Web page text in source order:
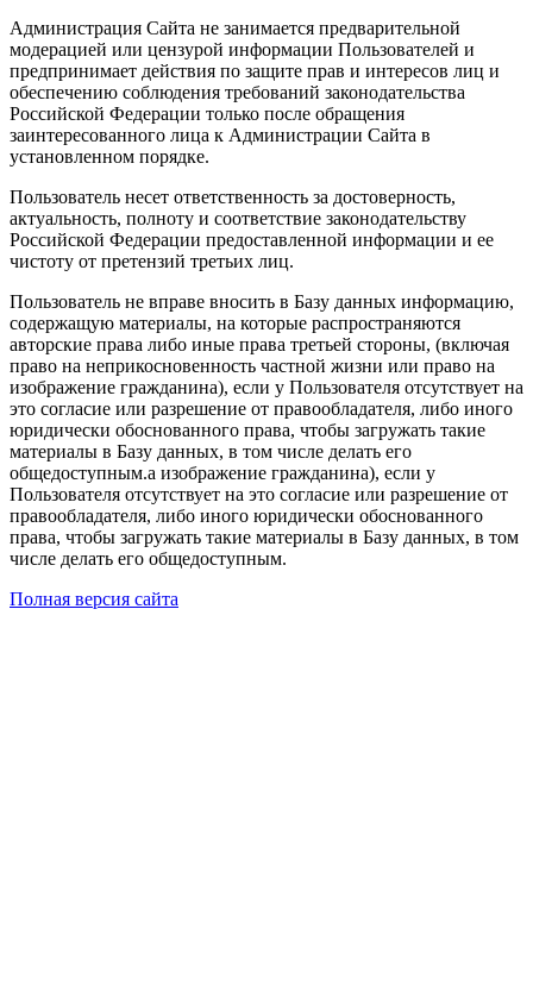
Администрация Сайта не занимается предварительной
модерацией или цензурой информации Пользователей и
предпринимает действия по защите прав и интересов лиц и
обеспечению соблюдения требований законодательства
Российской Федерации только после обращения
заинтересованного лица к Администрации Сайта в
установленном порядке.
Пользователь несет ответственность за достоверность,
актуальность, полноту и соответствие законодательству
Российской Федерации предоставленной информации и ее
чистоту от претензий третьих лиц.
Пользователь не вправе вносить в Базу данных информацию,
содержащую материалы, на которые распространяются
авторские права либо иные права третьей стороны, (включая
право на неприкосновенность частной жизни или право на
изображение гражданина), если у Пользователя отсутствует на
это согласие или разрешение от правообладателя, либо иного
юридически обоснованного права, чтобы загружать такие
материалы в Базу данных, в том числе делать его
общедоступным.а изображение гражданина), если у
Пользователя отсутствует на это согласие или разрешение от
правообладателя, либо иного юридически обоснованного
права, чтобы загружать такие материалы в Базу данных, в том
числе делать его общедоступным.
Полная версия сайта